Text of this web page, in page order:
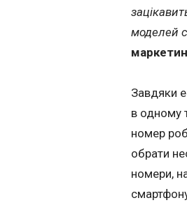
моделей
Завдяки
в одному
номер
обрати
номери,